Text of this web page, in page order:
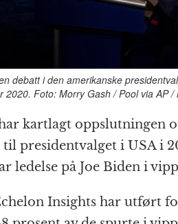
debatt i den amerikanske
Foto: Morry Gash / Pool via AP /
kartlagt oppslutningen
president­valget i USA i
ledelse på Joe Biden i
Insights har utført